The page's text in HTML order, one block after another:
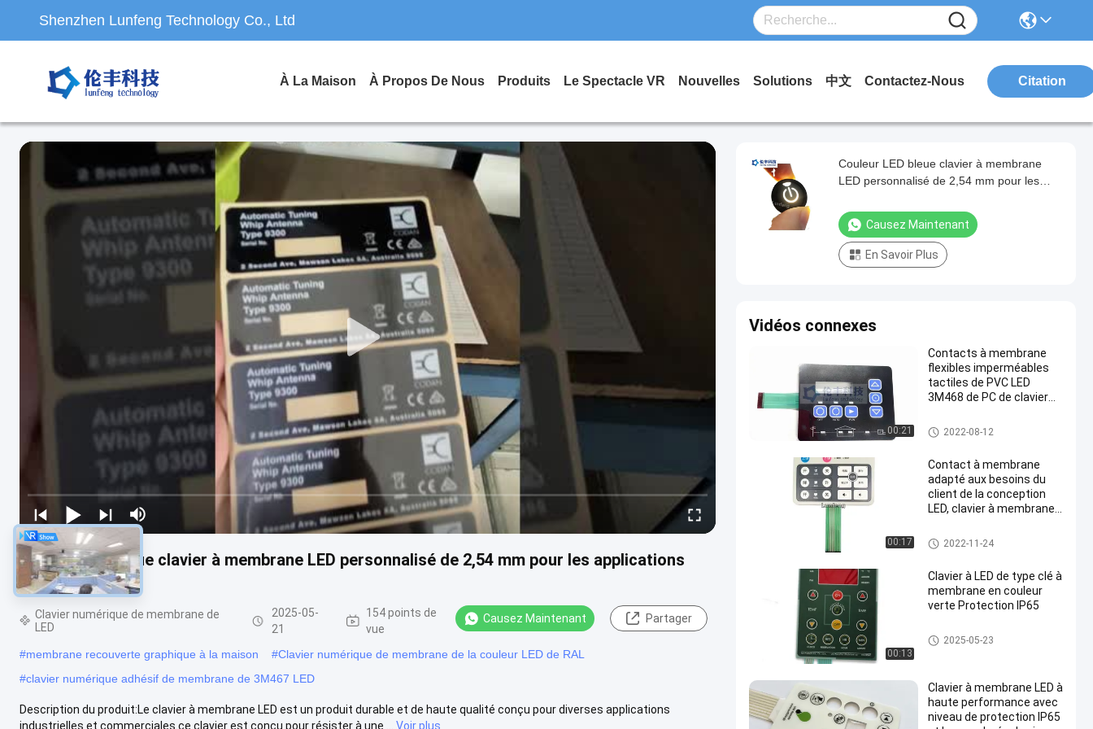
Shenzhen Lunfeng Technology Co., Ltd
À La Maison À Propos De Nous Produits Le Spectacle VR Nouvelles Solutions 中文 Contactez-Nous Citation
Couleur LED bleue clavier à membrane LED personnalisé de 2,54 mm pour les applications
industrielles
Clavier numérique de membrane de
LED
2025-05-
21
154 points de
vue
Causez Maintenant Partager
#membrane recouverte graphique à la maison #Clavier numérique de membrane de la couleur LED de RAL
#clavier numérique adhésif de membrane de 3M467 LED
Description du produit:Le clavier à membrane LED est un produit durable et de haute qualité conçu pour diverses applications
industrielles et commerciales.ce clavier est conçu pour résister à une ...
Voir plus
Couleur LED bleue clavier à membrane
LED personnalisé de 2,54 mm pour les
Causez Maintenant
En Savoir Plus
Vidéos connexes
00:21
Contacts à membrane
flexibles imperméables
tactiles de PVC LED
3M468 de PC de clavier
de LED
Clavier numérique de membra
ne de LED
2022-08-12
00:17
Contact à membrane
adapté aux besoins du
client de la conception
LED, clavier à membrane
Clavier numérique de membra
ne de LED
2022-11-24
00:13
Clavier à LED de type clé à
membrane en couleur
verte Protection IP65
Clavier numérique de membra
ne de LED
2025-05-23
Clavier à membrane LED à
haute performance avec
niveau de protection IP65